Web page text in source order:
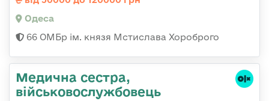
Одеса
66 ОМБр ім. князя Мстислава Хороброго
Медична сестpа,
військовослужбовець